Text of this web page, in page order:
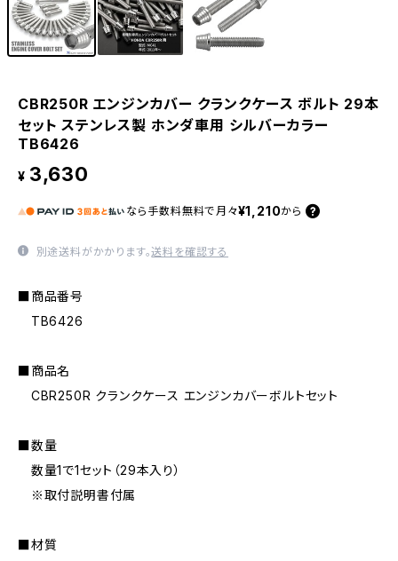
CBR250R エンジンカバー クランクケース ボルト 29本
セット ステンレス製 ホンダ車用 シルバーカラー
TB6426
¥ 3,630
なら 手数料無料で 月々¥1,210から
別途送料がかかります。送料を確認する
■商品番号
TB6426
■商品名
CBR250R クランクケース エンジンカバーボルトセット
■数量
数量1で1セット（29本入り）
※取付説明書付属
■材質